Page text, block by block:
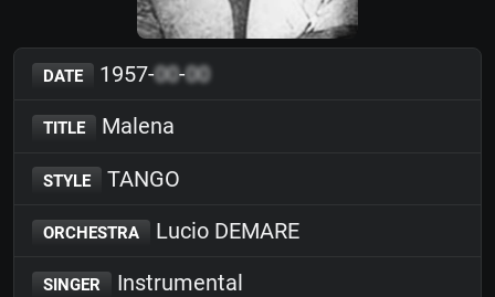
DATE 1957-00-00
TITLE Malena
STYLE TANGO
ORCHESTRA Lucio DEMARE
SINGER Instrumental